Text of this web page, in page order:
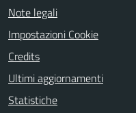
Note legali
Impostazioni Cookie
Credits
Ultimi aggiornamenti
Statistiche